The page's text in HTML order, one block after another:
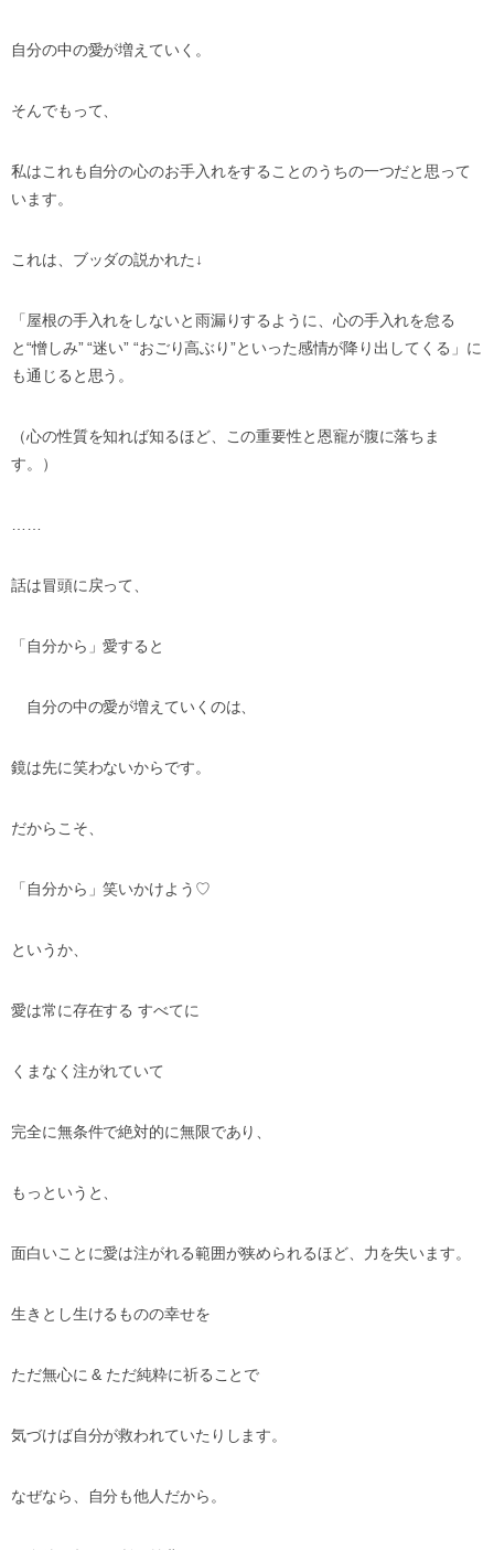
自分の中の愛が増えていく。
そんでもって、
私はこれも自分の心のお手入れをすることのうちの一つだと思って
います。
これは、ブッダの説かれた ↓
「屋根の手入れをしないと雨漏りするように、心の手入れを怠る
と“憎しみ” “迷い” “おごり高ぶり”といった感情が降り出してくる」に
も通じると思う。
（心の性質を知れば知るほど、この重要性と恩寵が腹に落ちま
す。）
話は冒頭に戻って、
「自分から」愛すると
自分の中の愛が増えていくのは、
鏡は先に笑わないからです。
だからこそ、
「自分から」笑いかけよう ♡
というか、
愛は常に存在する すべてに
くまなく注がれていて
完全に無条件で絶対的に無限であり、
もっというと、
面白いことに愛は注がれる範囲が狭められるほど、力を失います。
生きとし生けるものの幸せを
ただ無心に & ただ純粋に祈ることで
気づけば自分が救われていたりします。
なぜなら、自分も他人だから。